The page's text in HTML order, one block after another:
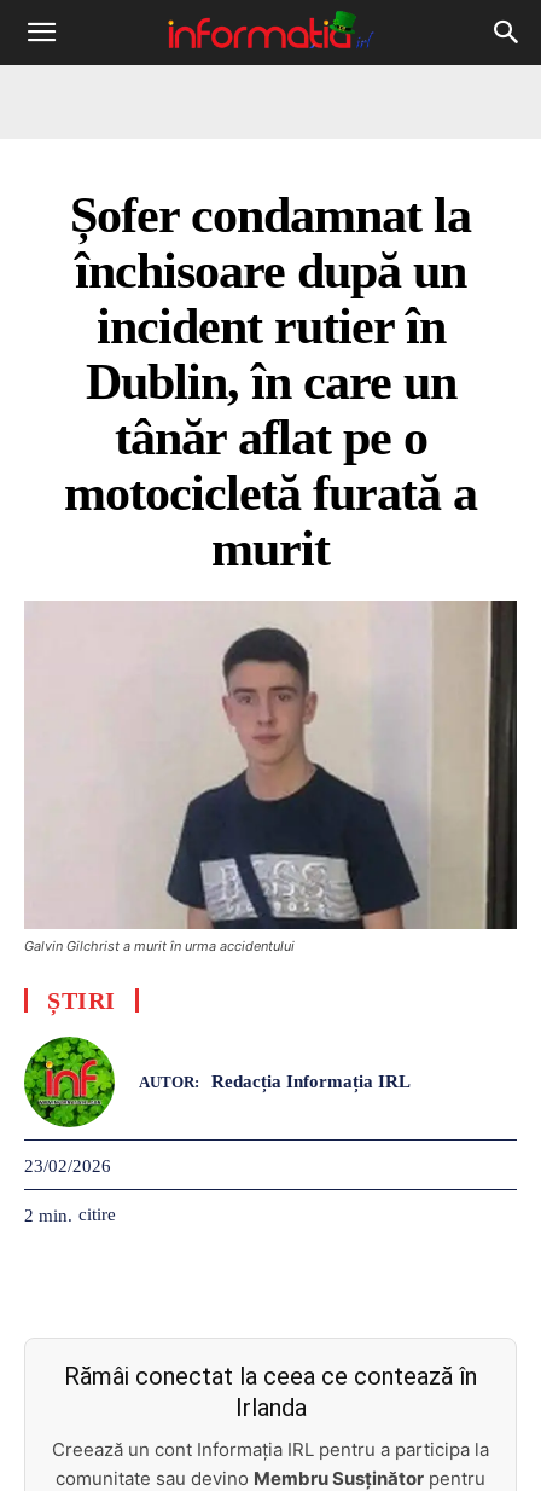
Informația
Șofer condamnat la
închisoare după un
incident rutier în
Dublin, în care un
tânăr aflat pe o
motocicletă furată a
murit
Galvin Gilchrist a murit în urma accidentului
ȘTIRI
AUTOR: Redacția Informația IRL
23/02/2026
2 min. citire
Rămâi conectat la ceea ce contează în
Irlanda
Creează un cont Informația IRL pentru a participa la
comunitate sau devino Membru Susținător pentru